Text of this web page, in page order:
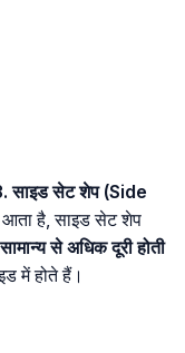
साइड सेट शेप (Side
आता है, साइड सेट शेप
से अधिक दूरी होती
में होते हैं।